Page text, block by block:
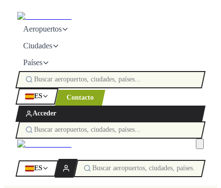
Aeropuertos
Ciudades
Países
ES Contacto
Acceder
ES